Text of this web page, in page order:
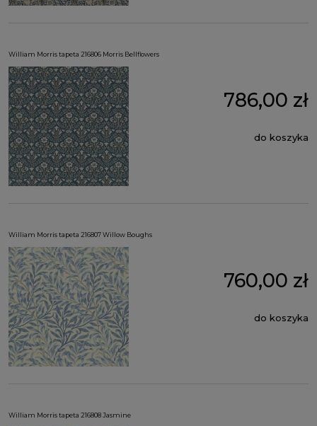
William Morris tapeta 216806 Morris Bellflowers
786,00 zł
do koszyka
William Morris tapeta 216807 Willow Boughs
760,00 zł
do koszyka
William Morris tapeta 216808 Jasmine